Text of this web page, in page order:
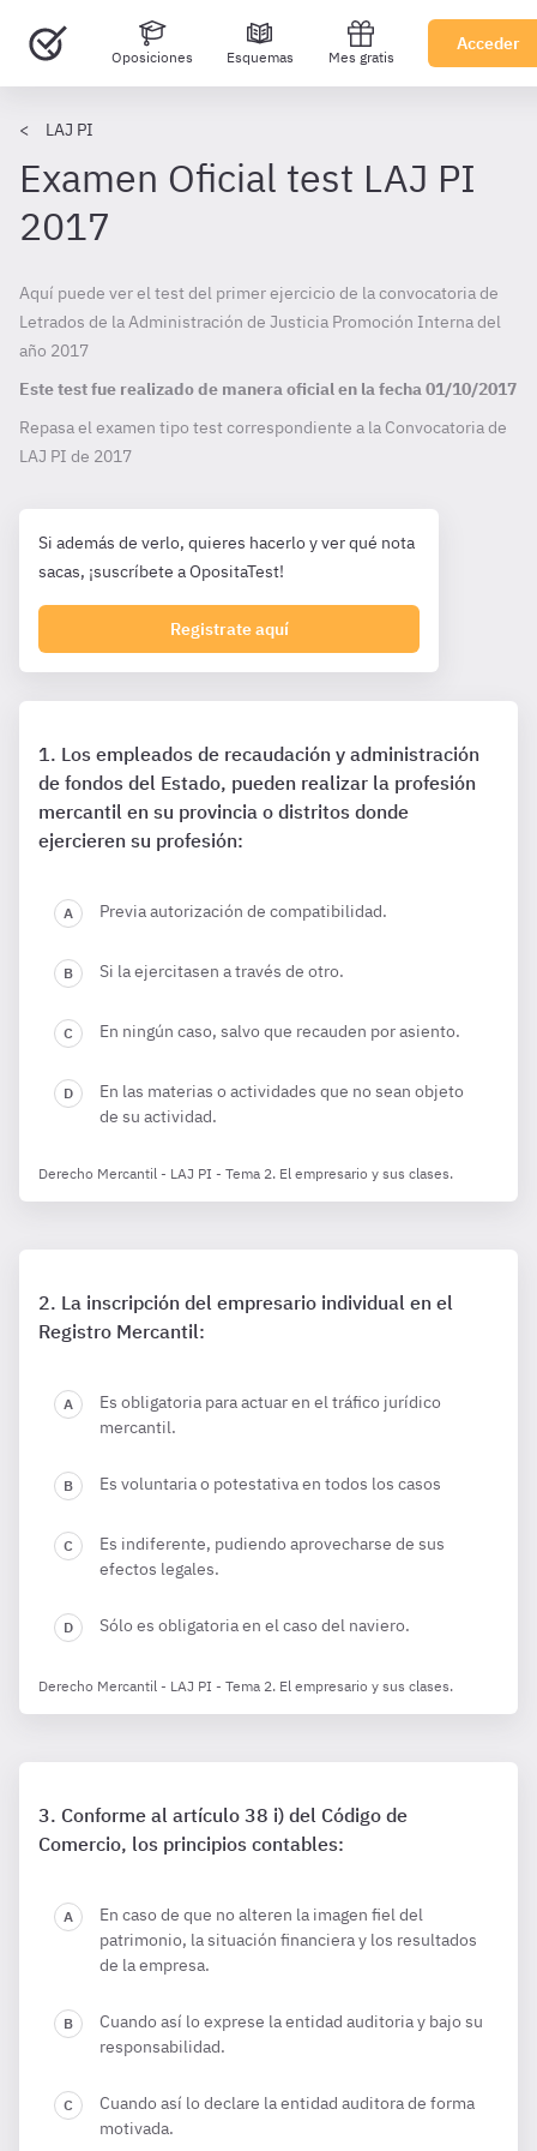
Oposiciones Esquemas Mes gratis
Acceder
LAJ PI
Examen Oficial test LAJ PI
2017
Aquí puede ver el test del primer ejercicio de la convocatoria de
Letrados de la Administración de Justicia Promoción Interna del
año 2017
Este test fue realizado de manera oficial en la fecha01/10/2017
Repasa el examen tipo test correspondiente a la Convocatoria de
LAJ PI de 2017
Si además de verlo, quieres hacerlo y ver qué nota
sacas, ¡suscríbete a OpositaTest!
Registrate aquí
Los empleados de recaudación y administración
de fondos del Estado, pueden realizar la profesión
mercantil en su provincia o distritos donde
ejercieren su profesión:
Previa autorización de compatibilidad.
Si la ejercitasen a través de otro.
En ningún caso, salvo que recauden por asiento.
En las materias o actividades que no sean objeto
de su actividad.
Derecho Mercantil - LAJ PI - Tema 2. El empresario y sus clases.
La inscripción del empresario individual en el
Registro Mercantil:
Es obligatoria para actuar en el tráfico jurídico
mercantil.
Es voluntaria o potestativa en todos los casos
Es indiferente, pudiendo aprovecharse de sus
efectos legales.
Sólo es obligatoria en el caso del naviero.
Derecho Mercantil - LAJ PI - Tema 2. El empresario y sus clases.
Conforme al artículo 38 i) del Código de
Comercio, los principios contables:
En caso de que no alteren la imagen fiel del
patrimonio, la situación financiera y los resultados
de la empresa.
Cuando así lo exprese la entidad auditoria y bajo su
responsabilidad.
Cuando así lo declare la entidad auditora de forma
motivada.